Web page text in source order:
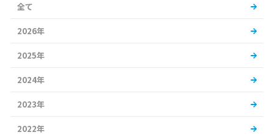
全て
2026年
2025年
2024年
2023年
2022年